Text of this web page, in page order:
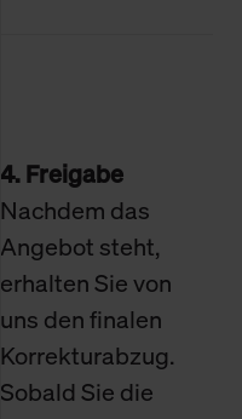
4. Freigabe
Nachdem das
Angebot steht,
erhalten Sie von
uns den finalen
Korrekturabzug.
Sobald Sie die